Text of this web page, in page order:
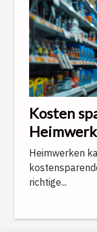
Kosten
Heimwerken
richtige...